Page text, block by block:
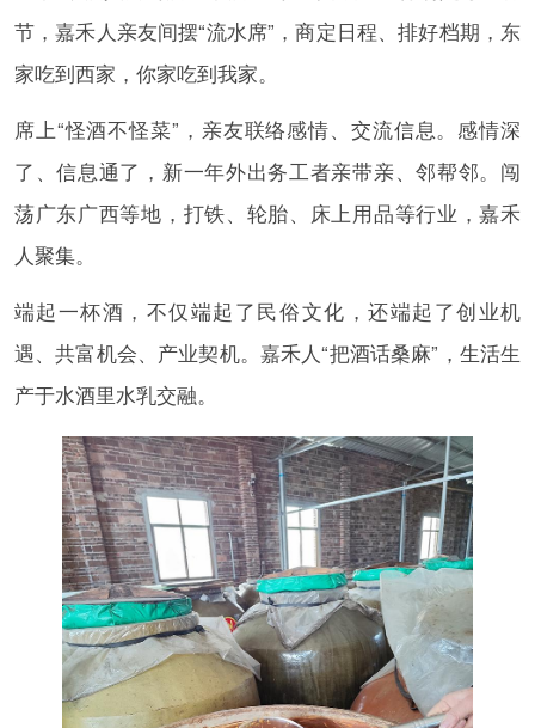
节，嘉禾人亲友间摆“流水席”，商定日程、排好档期，东
家吃到西家，你家吃到我家。
席上“怪酒不怪菜”，亲友联络感情、交流信息。感情深
了、信息通了，新一年外出务工者亲带亲、邻帮邻。闯
荡广东广西等地，打铁、轮胎、床上用品等行业，嘉禾
人聚集。
端起一杯酒，不仅端起了民俗文化，还端起了创业机
遇、共富机会、产业契机。嘉禾人“把酒话桑麻”，生活生
产于水酒里水乳交融。